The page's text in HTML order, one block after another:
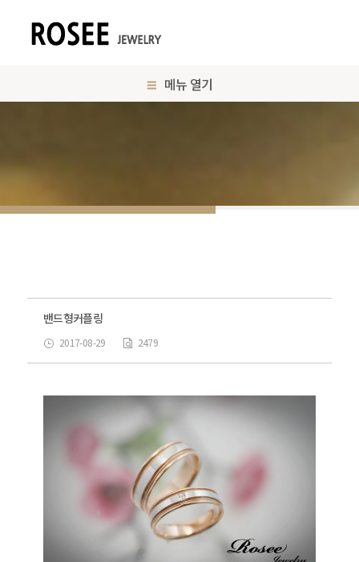
메뉴 열기
밴드형커플링
2017-08-29 2479